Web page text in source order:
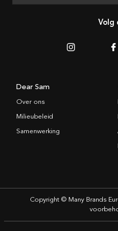
Volg
Dear Sam
Over ons
Milieubeleid
Samenwerking
Copyright © Many Brands